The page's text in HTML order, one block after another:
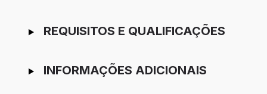
REQUISITOS E QUALIFICAÇÕES
INFORMAÇÕES ADICIONAIS